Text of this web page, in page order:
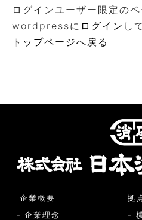
ログインユーザー限定のペ
wordpressに ログイン し
トップページへ戻る
企業概要
- 企業理念
拠
-